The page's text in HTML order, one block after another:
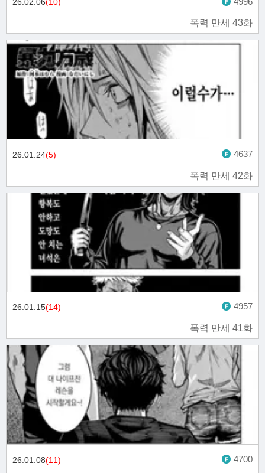
폭력 만세 43화
폭력 만세 42화
26.01.24(5) 4637
폭력 만세 41화
26.01.15(14) 4957
26.01.08(11) 4700